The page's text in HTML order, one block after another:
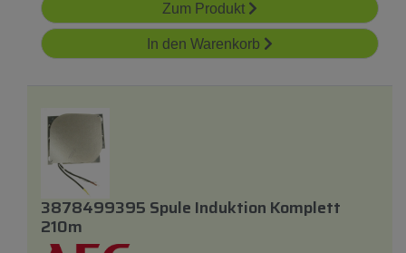
Zum Produkt
In den Warenkorb
3878499395 Spule Induktion Komplett
210m